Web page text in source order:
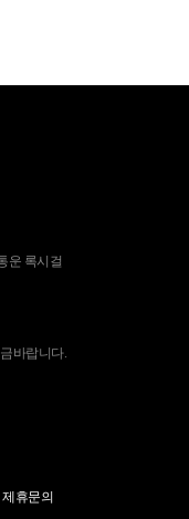
운 록시걸
바랍니다.
제휴문의